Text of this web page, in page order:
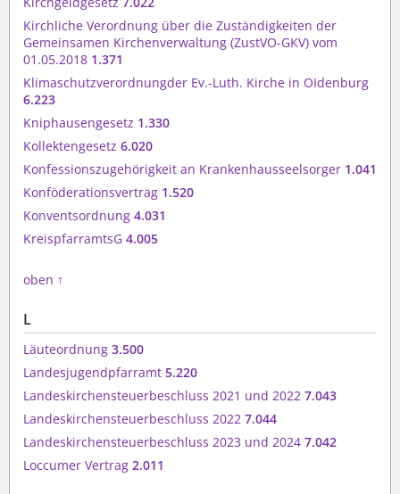
Kirchliche Verordnung über die Zuständigkeiten der
Gemeinsamen Kirchenverwaltung (ZustVO-GKV) vom
01.05.2018 1.371
Klimaschutzverordnungder Ev.-Luth. Kirche in OIdenburg
6.223
Kniphausengesetz 1.330
Kollektengesetz 6.020
Konfessionszugehörigkeit an Krankenhausseelsorger 1.041
Konföderationsvertrag 1.520
Konventsordnung 4.031
KreispfarramtsG 4.005
oben ↑
L
Läuteordnung 3.500
Landesjugendpfarramt 5.220
Landeskirchensteuerbeschluss 2021 und 2022 7.043
Landeskirchensteuerbeschluss 2022 7.044
Landeskirchensteuerbeschluss 2023 und 2024 7.042
Loccumer Vertrag 2.011